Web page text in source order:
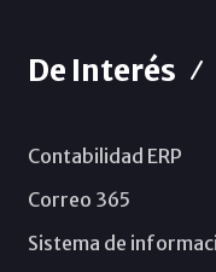
De Interés
Contabilidad ERP
Correo 365
Sistema de